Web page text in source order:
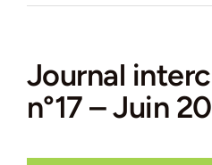
Journal
n°17 – Juin